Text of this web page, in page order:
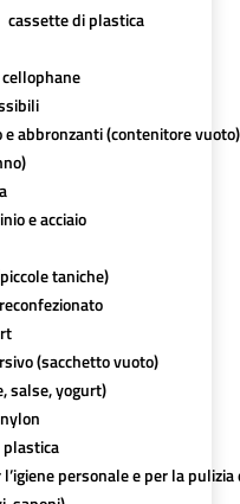
cassette di plastica
cellophane
abbronzanti (contenitore vuoto)
e acciaio
taniche)
(sacchetto vuoto)
salse, yogurt)
personale e per la pulizia